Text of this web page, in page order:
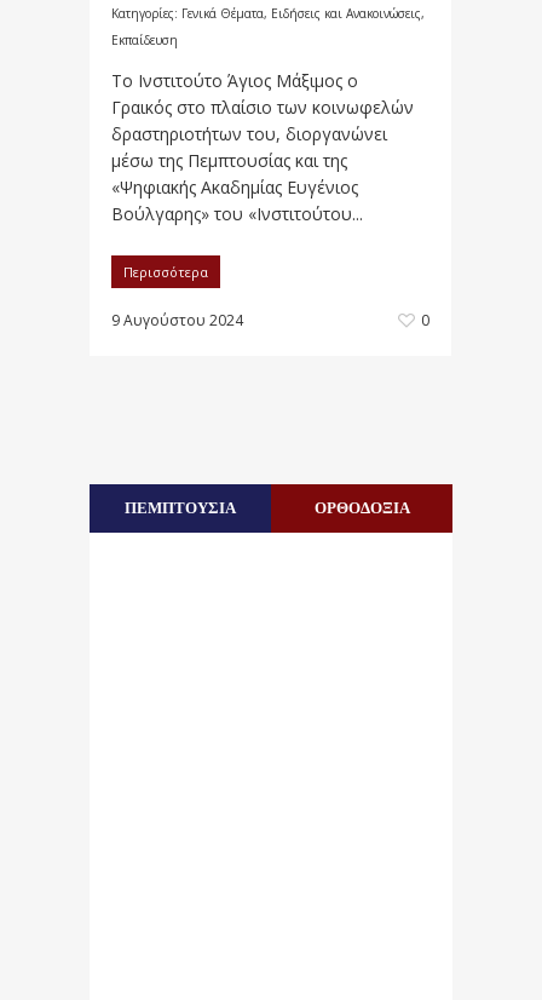
Κατηγορίες: Γενικά Θέματα, Ειδήσεις και Ανακοινώσεις,
Εκπαίδευση
Το Ινστιτούτο Άγιος Μάξιμος ο
Γραικός στο πλαίσιο των κοινωφελών
δραστηριοτήτων του, διοργανώνει
μέσω της Πεμπτουσίας και της
«Ψηφιακής Ακαδημίας Ευγένιος
Βούλγαρης» του «Ινστιτούτου...
Περισσότερα
9 Αυγούστου 2024 0
ΠΕΜΠΤΟΥΣΙΑ ΟΡΘΟΔΟΞΙΑ